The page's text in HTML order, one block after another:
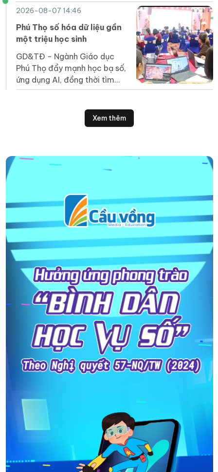
chuẩn bị tốt nhất trước khi
bước vào môi trường đại học.
2026-08-07 14:46
Phú Thọ số hóa dữ liệu gần
một triệu học sinh
GD&TĐ - Ngành Giáo dục
Phú Thọ đẩy mạnh học bạ số,
ứng dụng AI, đồng thời tìm
giải pháp khắc phục hạn chế
Xem thêm